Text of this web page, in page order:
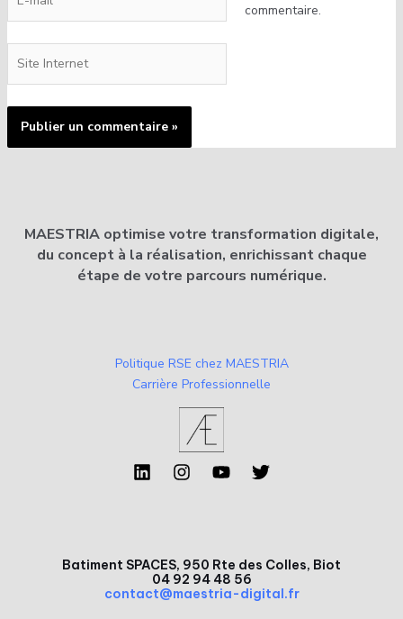
commentaire.
MAESTRIA optimise votre transformation digitale,
du concept à la réalisation, enrichissant chaque
étape de votre parcours numérique.
Politique RSE chez MAESTRIA
Carrière Professionnelle
Batiment SPACES, 950 Rte des Colles, Biot
04 92 94 48 56
contact@maestria-digital.fr